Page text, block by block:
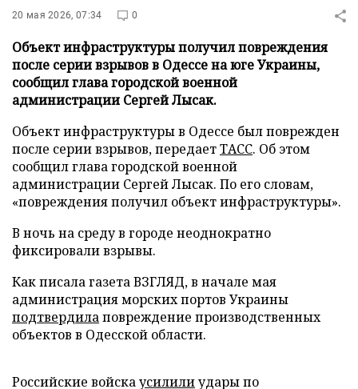
20 мая 2026, 07:34 0
Объект инфраструктуры получил повреждения
после серии взрывов в Одессе на юге Украины,
сообщил глава городской военной
администрации Сергей Лысак.
Объект инфраструктуры в Одессе был поврежден
после серии взрывов, передаетТАСС. Об этом
сообщил глава городской военной
администрации Сергей Лысак. По его словам,
«повреждения получил объект инфраструктуры».
В ночь на среду в городе неоднократно
фиксировали взрывы.
Как писала газета ВЗГЛЯД, в начале мая
администрация морских портов Украины
подтвердилаповреждение производственных
объектов в Одесской области.
Российские войскаусилилиудары по